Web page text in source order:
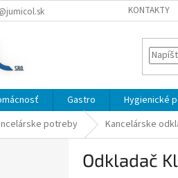
KONTAKTY
Gastro Hygienické
potreby Kancelárske
Odkladač